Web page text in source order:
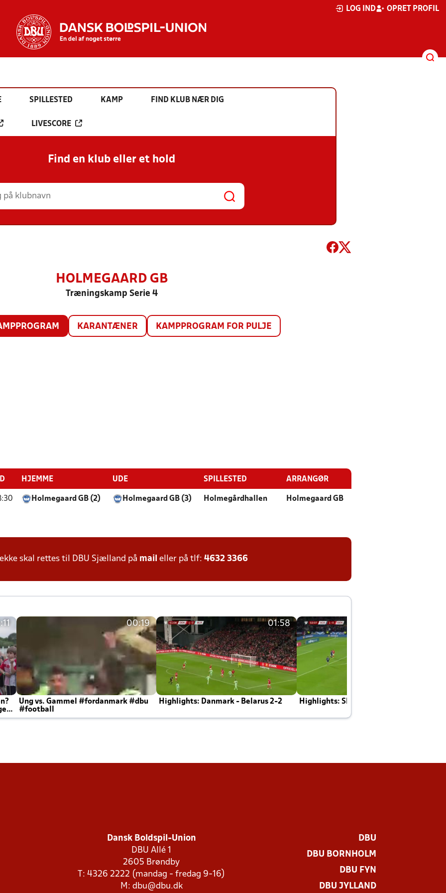
LOG IND OPRET PROFIL
SPILLESTED KAMP FIND KLUB NÆR DIG
LIVESCORE
Find en klub eller et hold
HOLMEGAARD GB
Træningskamp Serie 4
KARANTÆNER KAMPPROGRAM FOR PULJE
HJEMME UDE SPILLESTED ARRANGØR
Holmegaard GB (2) Holmegaard GB (3) Holmegårdhallen Holmegaard GB
skal rettes til DBU Sjælland på mail eller på tlf: 4632 3366
00:19
Ung vs. Gammel #fordanmark #dbu
#football
01:58
Highlights: Danmark - Belarus 2-2 Highlights: Skotland - Danmark 4-2
Dansk Boldspil-Union
DBU Allé 1
2605 Brøndby
T: 4326 2222 (mandag - fredag 9-16)
M: dbu@dbu.dk
DBU
DBU BORNHOLM
DBU FYN
DBU JYLLAND